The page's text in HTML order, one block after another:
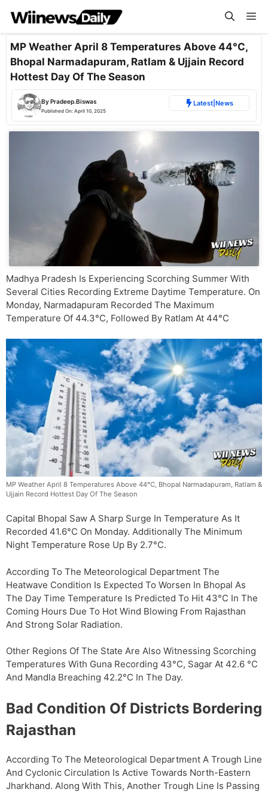
content
MP Weather April 8 Temperatures Above 44°C,
Bhopal Narmadapuram, Ratlam & Ujjain Record
Hottest Day Of The Season
ByPradeep.Biswas
Published On: April 10, 2025
Latest| News
Madhya Pradesh Is Experiencing Scorching Summer With
Several Cities Recording Extreme Daytime Temperature. On
Monday, Narmadapuram Recorded The Maximum
Temperature Of 44.3°C, Followed By Ratlam At 44°C
MP Weather April 8 Temperatures Above 44°C, Bhopal Narmadapuram, Ratlam &
Ujjain Record Hottest Day Of The Season
Capital Bhopal Saw A Sharp Surge In Temperature As It
Recorded 41.6°C On Monday. Additionally The Minimum
Night Temperature Rose Up By 2.7°C.
According To The Meteorological Department The
Heatwave Condition Is Expected To Worsen In Bhopal As
The Day Time Temperature Is Predicted To Hit 43°C In The
Coming Hours Due To Hot Wind Blowing From Rajasthan
And Strong Solar Radiation.
Other Regions Of The State Are Also Witnessing Scorching
Temperatures With Guna Recording 43°C, Sagar At 42.6 °C
And Mandla Breaching 42.2°C In The Day.
Bad Condition Of Districts Bordering
Rajasthan
According To The Meteorological Department A Trough Line
And Cyclonic Circulation Is Active Towards North-Eastern
Jharkhand. Along With This, Another Trough Line Is Passing